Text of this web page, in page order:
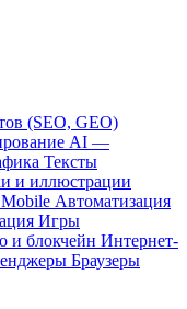
(SEO, GEO)
AI —
Тексты
и иллюстрации
Mobile Автоматизация
Игры
и блокчейн Интернет-
Браузеры